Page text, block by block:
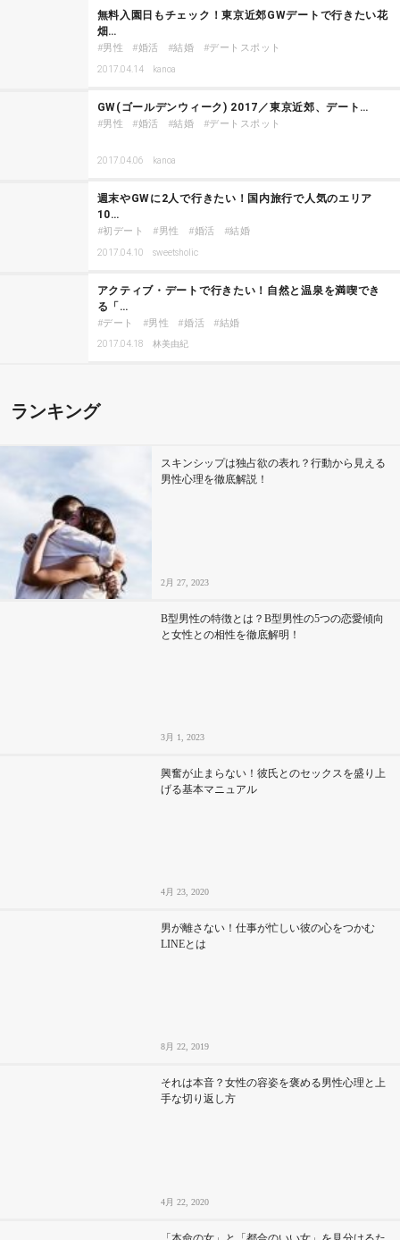
無料入園日もチェック！東京近郊GWデートで行きたい花
畑…
男性 婚活 結婚 デートスポット
2017.04.14 kanoa
GW(ゴールデンウィーク) 2017／東京近郊、デート…
男性 婚活 結婚 デートスポット
2017.04.06 kanoa
週末やGWに2人で行きたい！国内旅行で人気のエリア
10…
初デート 男性 婚活 結婚
2017.04.10 sweetsholic
アクティブ・デートで行きたい！自然と温泉を満喫でき
る「…
デート 男性 婚活 結婚
2017.04.18 林美由紀
ランキング
スキンシップは独占欲の表れ？行動から見える
男性心理を徹底解説！
2月 27, 2023
B型男性の特徴とは？B型男性の5つの恋愛傾向
と女性との相性を徹底解明！
3月 1, 2023
興奮が止まらない！彼氏とのセックスを盛り上
げる基本マニュアル
4月 23, 2020
男が離さない！仕事が忙しい彼の心をつかむ
LINEとは
8月 22, 2019
それは本音？女性の容姿を褒める男性心理と上
手な切り返し方
4月 22, 2020